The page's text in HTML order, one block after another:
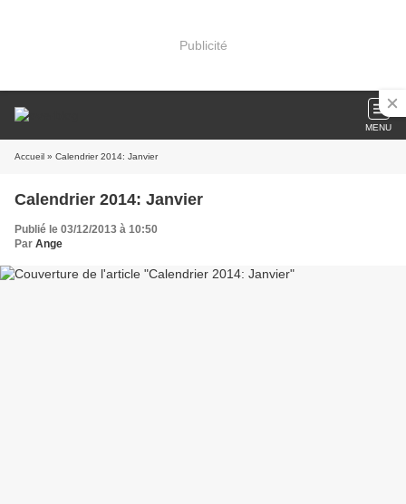
Publicité
MENU
Accueil » Calendrier 2014: Janvier
Calendrier 2014: Janvier
Publié le 03/12/2013 à 10:50
Par Ange